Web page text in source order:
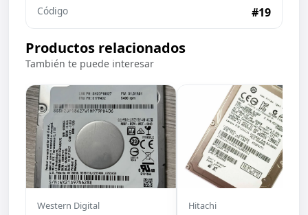
Código #19
Productos relacionados
También te puede interesar
Western Digital Hitachi